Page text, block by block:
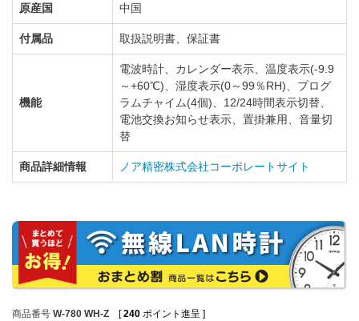
原産国 中国
付属品 取扱説明書、保証書
機能
電波時計、カレンダー表示、温度表示(-9.9
～+60℃)、湿度表示(0～99％RH)、プログ
ラムチャイム(4個)、12/24時間表示切替、
電池交換お知らせ表示、置掛兼用、音量切
替
商品詳細情報 ノア精密株式会社コーポレートサイト
商品番号 W-780 WH-Z [ 240 ポイント進呈 ]